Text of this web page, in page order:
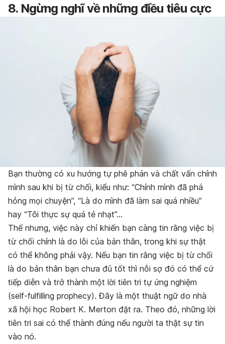
8. Ngừng nghĩ về những điều tiêu cực
Bạn thường có xu hướng tự phê phán và chất vấn chính
mình sau khi bị từ chối, kiểu như: “Chính mình đã phá
hỏng mọi chuyện”, “Là do mình đã làm sai quá nhiều”
hay “Tôi thực sự quá tẻ nhạt”…
Thế nhưng, việc này chỉ khiến bạn càng tin rằng việc bị
từ chối chính là do lỗi của bản thân, trong khi sự thật
có thể không phải vậy. Nếu bạn tin rằng việc bị từ chối
là do bản thân bạn chưa đủ tốt thì nỗi sợ đó có thể cứ
tiếp diễn và trở thành một lời tiên tri tự ứng nghiệm
(self-fulfilling prophecy). Đây là một thuật ngữ do nhà
xã hội học Robert K. Merton đặt ra. Theo đó, những lời
tiên tri sai có thể thành đúng nếu người ta thật sự tin
vào nó.